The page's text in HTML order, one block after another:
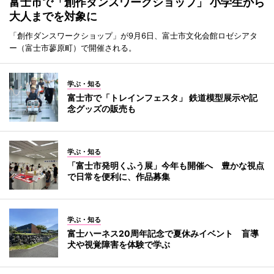
大人までを対象に
「創作ダンスワークショップ」が9月6日、富士市文化会館ロゼシアタ
ー（富士市蓼原町）で開催される。
学ぶ・知る
富士市で「トレインフェスタ」 鉄道模型展示や記
念グッズの販売も
学ぶ・知る
「富士市発明くふう展」今年も開催へ 豊かな視点
で日常を便利に、作品募集
学ぶ・知る
富士ハーネス20周年記念で夏休みイベント 盲導
犬や視覚障害を体験で学ぶ